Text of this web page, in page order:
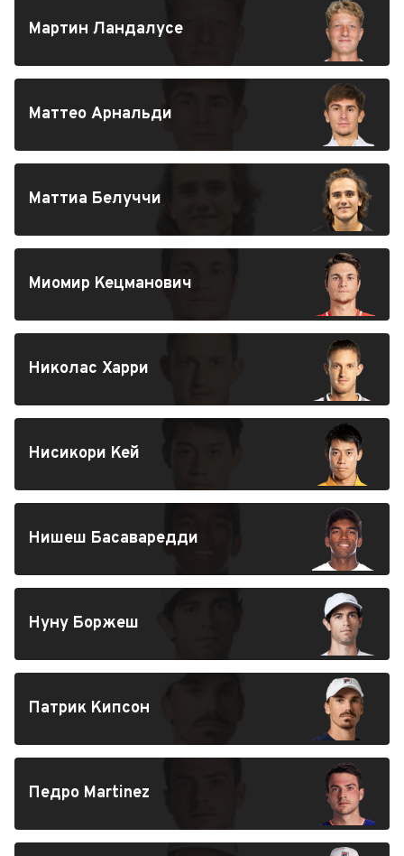
Мартин Ландалусе
Маттео Арнальди
Маттиа Белуччи
Миомир Кецманович
Николас Харри
Нисикори Кей
Нишеш Басаваредди
Нуну Боржеш
Патрик Кипсон
Педро Martinez